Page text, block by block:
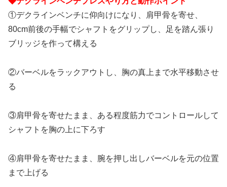
①デクラインベンチに仰向けになり、肩甲骨を寄せ、
80cm前後の手幅でシャフトをグリップし、足を踏ん張り
ブリッジを作って構える
②バーベルをラックアウトし、胸の真上まで水平移動させ
る
③肩甲骨を寄せたまま、ある程度筋力でコントロールして
シャフトを胸の上に下ろす
④肩甲骨を寄せたまま、腕を押し出しバーベルを元の位置
まで上げる